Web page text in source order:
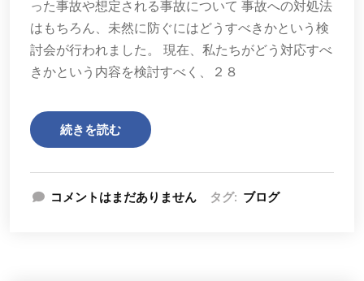
った事故や想定される事故について 事故への対処法
はもちろん、未然に防ぐにはどうすべきかという検
討会が行われました。 現在、私たちがどう対応すべ
きかという内容を検討すべく、２８
続きを読む
コメントはまだありません タグ: ブログ